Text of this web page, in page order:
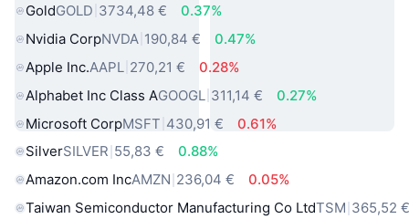
GoldGOLD 3734,48 €
0.37%
Nvidia CorpNVDA 190,84 €
0.47%
Apple Inc.AAPL 270,21 €
0.28%
Alphabet Inc Class AGOOGL 311,14 €
0.27%
Microsoft CorpMSFT 430,91 €
0.61%
SilverSILVER 55,83 €
0.88%
Amazon.com IncAMZN 236,04 €
0.05%
Taiwan Semiconductor Manufacturing Co LtdTSM 365,52